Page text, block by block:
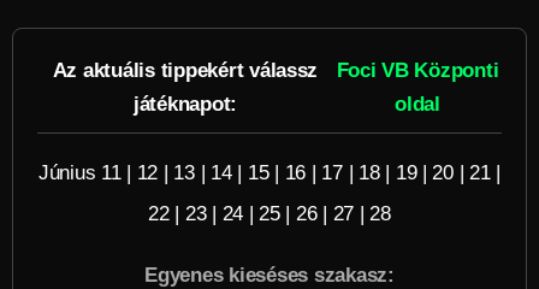
Az aktuális tippekért válassz
játéknapot:
Foci VB Központi
oldal
Június 11| 12 | 13| 14| 15| 16 | 17| 18| 19| 20| 21|
22| 23| 24 | 25| 26| 27 | 28
Egyenes kieséses szakasz: